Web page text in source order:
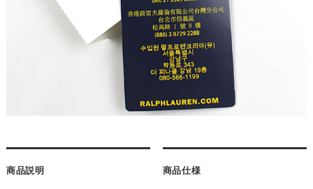
商品説明 商品仕様